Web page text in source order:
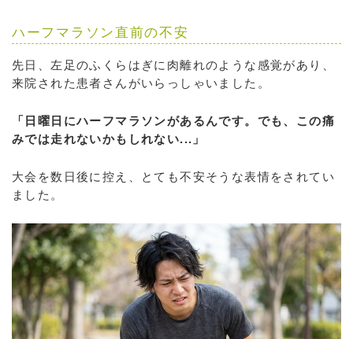
ハーフマラソン直前の不安
先日、左足のふくらはぎに肉離れのような感覚があり、
来院された患者さんがいらっしゃいました。
「日曜日にハーフマラソンがあるんです。でも、この痛
みでは走れないかもしれない...」
大会を数日後に控え、とても不安そうな表情をされてい
ました。